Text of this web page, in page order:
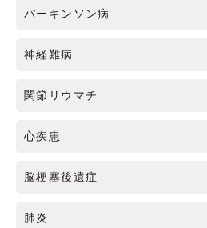
パーキンソン病
神経難病
関節リウマチ
心疾患
脳梗塞後遺症
肺炎